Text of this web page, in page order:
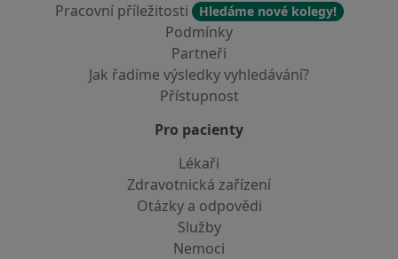
Pracovní příležitosti
Hledáme nové kolegy!
Podmínky
Partneři
Jak řadíme výsledky vyhledávání?
Přístupnost
Pro pacienty
Lékaři
Zdravotnická zařízení
Otázky a odpovědi
Služby
Nemoci